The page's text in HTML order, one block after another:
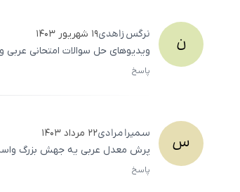
ن نرگسزاهدی۱۹ شهریور ۱۴۰۳
ویدیوهای حل سوالات امتحانی عربی
پاسخ
س سمیرامرادی۲۲ مرداد ۱۴۰۳
پرش معدل عربی یه جهش بزرگ
پاسخ